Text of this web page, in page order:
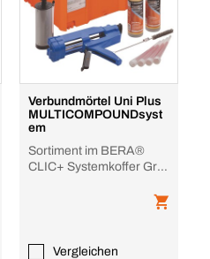
Verbundmörtel Uni Plus
MULTICOMPOUNDsyst
em
Sortiment im BERA®
CLIC+ Systemkoffer Gr.
Vergleichen